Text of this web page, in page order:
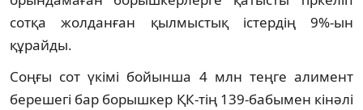
сотқа жолданған қылмыстық істердің 9%-ын
құрайды.
Соңғы сот үкімі бойынша 4 млн теңге алимент
берешегі бар борышкер ҚК-тің 139-бабымен кінәлі